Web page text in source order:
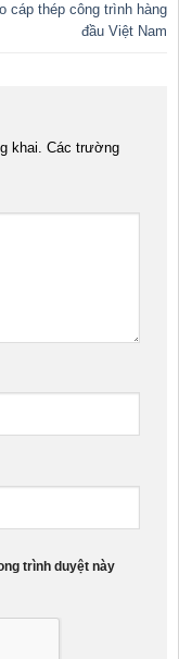
cáp thép công trình hàng
đầu Việt Nam
khai. Các trường
trình duyệt này